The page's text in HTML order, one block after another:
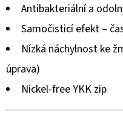
Antibakteriální a
Samočisticí efekt –
Nízká náchylnost ke
úprava)
Nickel-free YKK zip